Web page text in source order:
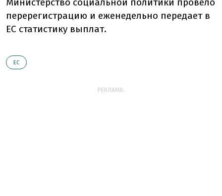
перерегистрацию и еженедельно передает в
ЕС статистику выплат.
ЕС
РЕКЛАМА: